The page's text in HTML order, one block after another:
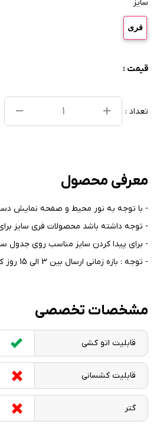
سایز
فری
قیمت :
تعداد :
معرفی محصول
- با توجه به نور محیط و صفحه نمایش
- توجه داشته باشد محصولات فری سایز
- برای پیدا کردن سایز مناسب روی جدول
- توجه : بازه زمانی ارسال بین 3 الی 15 روز کاری می باشد.
مشخصات تخصصی
قابلیت اتو کشی
قابلیت کشسانی
گتر